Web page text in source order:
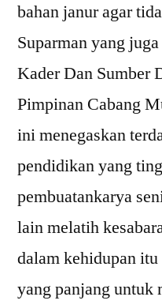
bahan janur agar
Suparman yang
Kader Dan Sumber
Pimpinan Cabang
ini menegaskan
pendidikan yang
pembuatankarya
lain melatih
dalam kehidupan
yang panjang untuk